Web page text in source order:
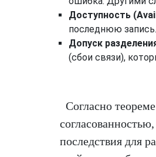
Доступность
последнюю
Допуск
(сбои связи),
Согласно
последствия для